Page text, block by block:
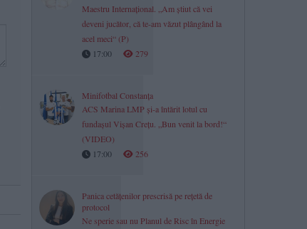
Maestru Internațional. „Am știut că vei
deveni jucător, că te-am văzut plângând la
acel meci“ (P)
17:00
279
Minifotbal Constanța
ACS Marina LMP și-a întărit lotul cu
fundașul Vișan Crețu. „Bun venit la bord!“
(VIDEO)
17:00
256
Panica cetățenilor prescrisă pe rețetă de
protocol
Ne sperie sau nu Planul de Risc în Energie